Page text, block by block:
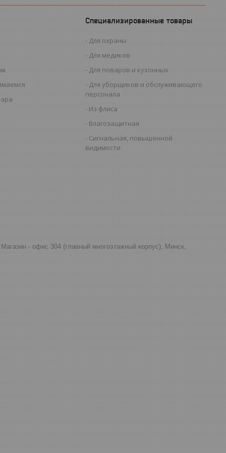
Специализированные товары
Для охраны
Для медиков
Для поваров и кухонных
Для уборщиков и обслуживающего
персонала
Из флиса
Влагозащитная
Сигнальная, повышенной
видимости
- офис 304 (главный многоэтажный корпус), Минск,